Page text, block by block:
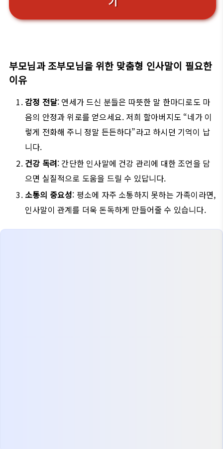
부모님과 조부모님을 위한 맞춤형 인사말이 필요한
이유
감정 전달: 연세가 드신 분들은 따뜻한 말 한마디로도 마
음의 안정과 위로를 얻으세요. 저희 할아버지도 “네가 이
렇게 전화해 주니 정말 든든하다”라고 하시던 기억이 납
니다.
건강 독려: 간단한 인사말에 건강 관리에 대한 조언을 담
으면 실질적으로 도움을 드릴 수 있답니다.
소통의 중요성: 평소에 자주 소통하지 못하는 가족이라면,
인사말이 관계를 더욱 돈독하게 만들어줄 수 있습니다.